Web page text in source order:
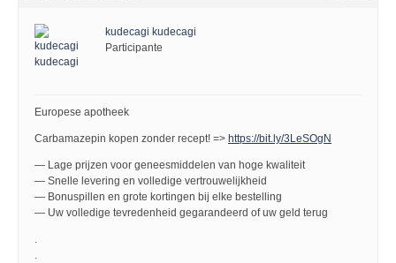
kudecagi kudecagi
Participante
Europese apotheek
Carbamazepin kopen zonder recept! => https://bit.ly/3LeSOgN
— Lage prijzen voor geneesmiddelen van hoge kwaliteit
— Snelle levering en volledige vertrouwelijkheid
— Bonuspillen en grote kortingen bij elke bestelling
— Uw volledige tevredenheid gegarandeerd of uw geld terug
.
.